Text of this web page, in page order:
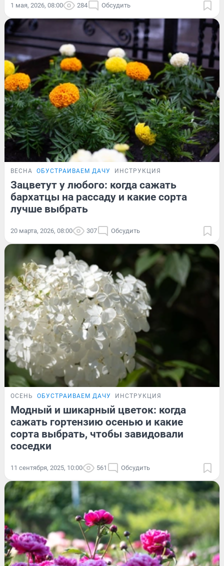
1 мая, 2026, 08:00 284 Обсудить
ВЕСНА ОБУСТРАИВАЕМ ДАЧУ ИНСТРУКЦИЯ
Зацветут у любого: когда сажать
бархатцы на рассаду и какие сорта
лучше выбрать
20 марта, 2026, 08:00 307 Обсудить
ОСЕНЬ ОБУСТРАИВАЕМ ДАЧУ ИНСТРУКЦИЯ
Модный и шикарный цветок: когда
сажать гортензию осенью и какие
сорта выбрать, чтобы завидовали
соседки
11 сентября, 2025, 10:00 561 Обсудить